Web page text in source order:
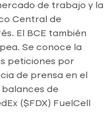
de trabajo y la
Central de
El BCE también
Se conoce la
peticiones por
de prensa en el
balances de
($FDX) FuelCell